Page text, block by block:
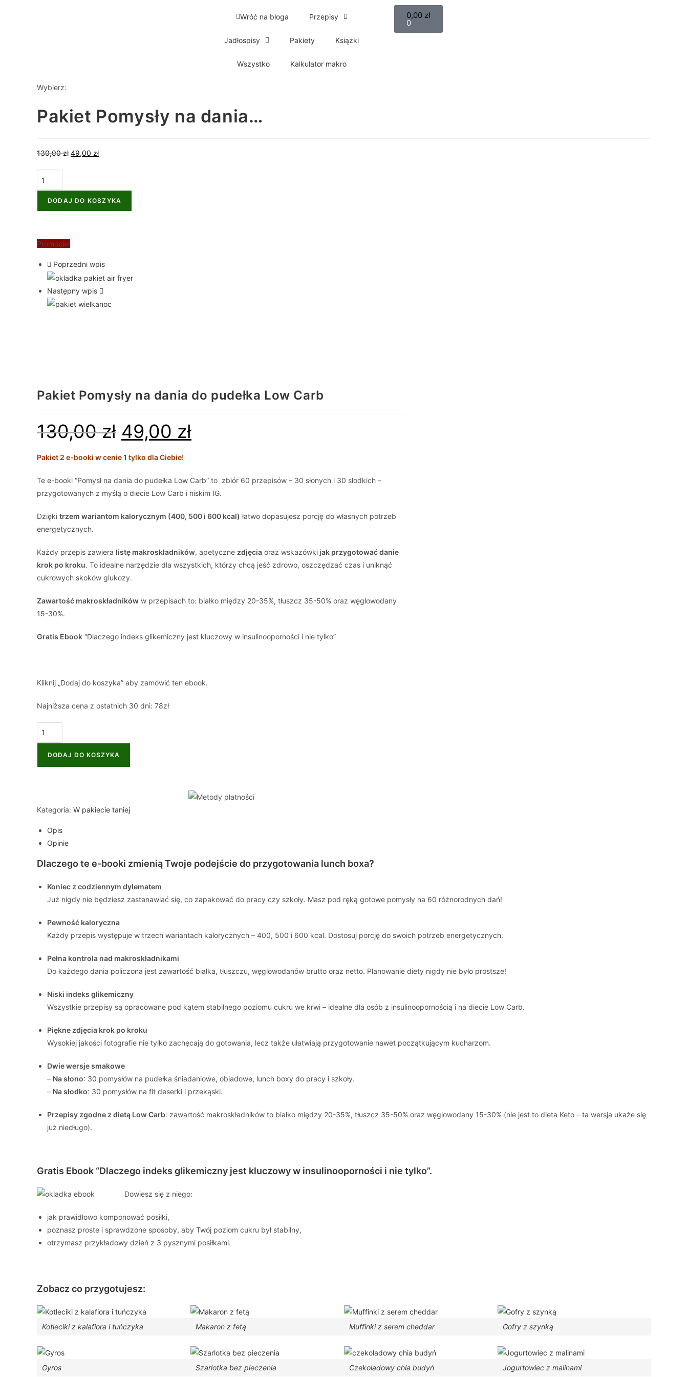
Wróć na bloga Przepisy
Jadłospisy Pakiety Książki
Wszystko Kalkulator makro
0,00 zł
0
Wybierz:
Pakiet Pomysły na dania…
130,00zł 49,00 zł
DODAJ DO KOSZYKA
Promocja!
Poprzedni wpis
Następny wpis
Pakiet Pomysły na dania do pudełka Low Carb
130,00zł 49,00 zł
Pakiet 2 e-booki w cenie 1 tylko dla Ciebie!
Te e-booki “Pomysł na dania do pudełka Low Carb” to zbiór 60 przepisów – 30 słonych i 30 słodkich –
przygotowanych z myślą o diecie Low Carb i niskim IG.
Dzięki trzem wariantom kalorycznym (400, 500 i 600 kcal) łatwo dopasujesz porcję do własnych potrzeb
energetycznych.
Każdy przepis zawiera listę makroskładników, apetyczne zdjęcia oraz wskazówki jak przygotować danie
krok po kroku. To idealne narzędzie dla wszystkich, którzy chcą jeść zdrowo, oszczędzać czas i uniknąć
cukrowych skoków glukozy.
Zawartość makroskładników w przepisach to: białko między 20-35%, tłuszcz 35-50% oraz węglowodany
15-30%.
Gratis Ebook “Dlaczego indeks glikemiczny jest kluczowy w insulinooporności i nie tylko”
Kliknij „Dodaj do koszyka” aby zamówić ten ebook.
Najniższa cena z ostatnich 30 dni: 78zł
DODAJ DO KOSZYKA
Kategoria: W pakiecie taniej
Opis
Opinie
Dlaczego te e-booki zmienią Twoje podejście do przygotowania lunch boxa?
Koniec z codziennym dylematem
Już nigdy nie będziesz zastanawiać się, co zapakować do pracy czy szkoły. Masz pod ręką gotowe pomysły na 60 różnorodnych dań!
Pewność kaloryczna
Każdy przepis występuje w trzech wariantach kalorycznych – 400, 500 i 600 kcal. Dostosuj porcję do swoich potrzeb energetycznych.
Pełna kontrola nad makroskładnikami
Do każdego dania policzona jest zawartość białka, tłuszczu, węglowodanów brutto oraz netto. Planowanie diety nigdy nie było prostsze!
Niski indeks glikemiczny
Wszystkie przepisy są opracowane pod kątem stabilnego poziomu cukru we krwi – idealne dla osób z insulinoopornością i na diecie Low Carb.
Piękne zdjęcia krok po kroku
Wysokiej jakości fotografie nie tylko zachęcają do gotowania, lecz także ułatwiają przygotowanie nawet początkującym kucharzom.
Dwie wersje smakowe
– Na słono: 30 pomysłów na pudełka śniadaniowe, obiadowe, lunch boxy do pracy i szkoły.
– Na słodko: 30 pomysłów na fit deserki i przekąski.
Przepisy zgodne z dietą Low Carb: zawartość makroskładników to białko między 20-35%, tłuszcz 35-50% oraz węglowodany 15-30% (nie jest to dieta Keto – ta wersja ukaże się
już niedługo).
Gratis Ebook “Dlaczego indeks glikemiczny jest kluczowy w insulinooporności i nie tylko”.
Dowiesz się z niego:
jak prawidłowo komponować posiłki,
poznasz proste i sprawdzone sposoby, aby Twój poziom cukru był stabilny,
otrzymasz przykładowy dzień z 3 pysznymi posiłkami.
Zobacz co przygotujesz:
Kotleciki z kalafiora i tuńczyka Makaron z fetą Muffinki z serem cheddar Gofry z szynką
Gyros Szarlotka bez pieczenia Czekoladowy chia budyń Jogurtowiec z malinami